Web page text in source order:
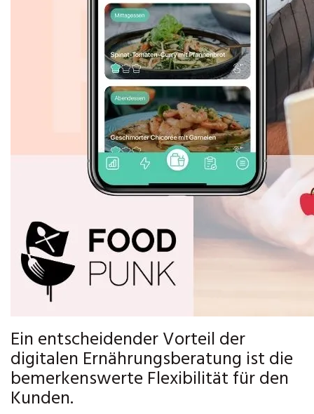
Ein entscheidender Vorteil der
digitalen Ernährungsberatung ist die
bemerkenswerte Flexibilität für den
Kunden.